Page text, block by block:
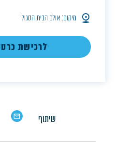
מיקום: אולם הבית הסגול
לרכישת
שיתוף